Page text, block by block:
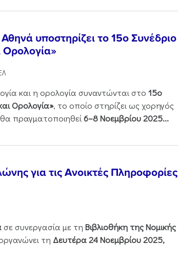
υποστηρίζει το 15ο Συνέδριο
Ορολογία»
και η ορολογία συναντώνται στο 15ο
Ορολογία», το οποίο στηρίζει ως χορηγός
πραγματοποιηθεί 6–8 Νοεμβρίου 2025...
για τις Ανοικτές Πληροφορίες
σε συνεργασία με τη Βιβλιοθήκη της Νομικής
τη Δευτέρα 24 Νοεμβρίου 2025,